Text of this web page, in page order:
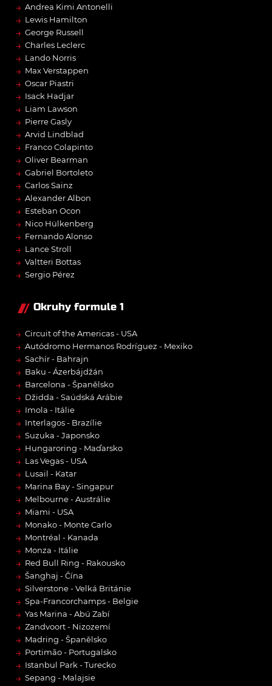
→ Andrea Kimi Antonelli
→ Lewis Hamilton
→ George Russell
→ Charles Leclerc
→ Lando Norris
→ Max Verstappen
→ Oscar Piastri
→ Isack Hadjar
→ Liam Lawson
→ Pierre Gasly
→ Arvid Lindblad
→ Franco Colapinto
→ Oliver Bearman
→ Gabriel Bortoleto
→ Carlos Sainz
→ Alexander Albon
→ Esteban Ocon
→ Nico Hülkenberg
→ Fernando Alonso
→ Lance Stroll
→ Valtteri Bottas
→ Sergio Pérez
Okruhy formule 1
→ Circuit of the Americas - USA
→ Autódromo Hermanos Rodríguez - Mexiko
→ Sachír - Bahrajn
→ Baku - Ázerbájdžán
→ Barcelona - Španělsko
→ Džidda - Saúdská Arábie
→ Imola - Itálie
→ Interlagos - Brazílie
→ Suzuka - Japonsko
→ Hungaroring - Maďarsko
→ Las Vegas - USA
→ Lusail - Katar
→ Marina Bay - Singapur
→ Melbourne - Austrálie
→ Miami - USA
→ Monako - Monte Carlo
→ Montréal - Kanada
→ Monza - Itálie
→ Red Bull Ring - Rakousko
→ Šanghaj - Čína
→ Silverstone - Velká Británie
→ Spa-Francorchamps - Belgie
→ Yas Marina - Abú Zabí
→ Zandvoort - Nizozemí
→ Madring - Španělsko
→ Portimão - Portugalsko
→ Istanbul Park - Turecko
→ Sepang - Malajsie